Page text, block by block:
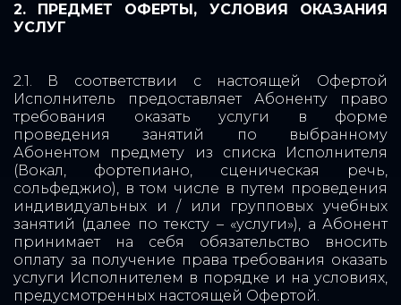
2. ПРЕДМЕТ ОФЕРТЫ, УСЛОВИЯ ОКАЗАНИЯ
УСЛУГ
2.1. В соответствии с настоящей Офертой
Исполнитель предоставляет Абоненту право
требования оказать услуги в форме
проведения занятий по выбранному
Абонентом предмету из списка Исполнителя
(Вокал, фортепиано, сценическая речь,
сольфеджио), в том числе в путем проведения
индивидуальных и / или групповых учебных
занятий (далее по тексту – «услуги»), а Абонент
принимает на себя обязательство вносить
оплату за получение права требования оказать
услуги Исполнителем в порядке и на условиях,
предусмотренных настоящей Офертой.